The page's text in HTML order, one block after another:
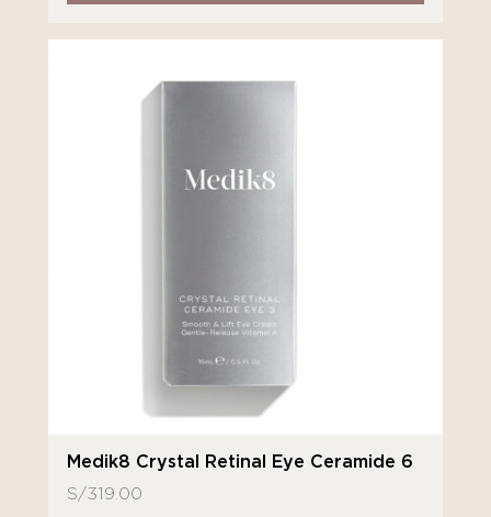
Medik8 Crystal Retinal Eye Ceramide 6
S/319.00